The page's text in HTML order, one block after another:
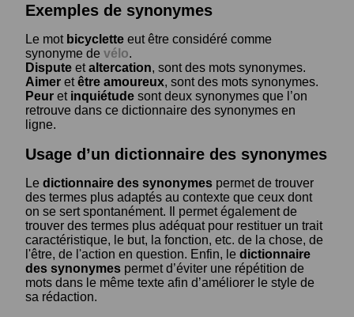
Exemples de synonymes
Le mot bicyclette eut être considéré comme
synonyme de vélo.
Dispute etaltercation, sont des mots synonymes.
Aimer etêtre amoureux, sont des mots synonymes.
Peur et inquiétude sont deux synonymes que l’on
retrouve dans ce dictionnaire des synonymes en
ligne.
Usage d’un dictionnaire des synonymes
Le dictionnaire des synonymes permet de trouver
des termes plus adaptés au contexte que ceux dont
on se sert spontanément. Il permet également de
trouver des termes plus adéquat pour restituer un trait
caractéristique, le but, la fonction, etc. de la chose, de
l'être, de l'action en question. Enfin, le dictionnaire
des synonymes permet d’éviter une répétition de
mots dans le même texte afin d’améliorer le style de
sa rédaction.